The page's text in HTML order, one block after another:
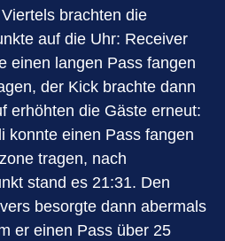
brachten die
auf die Uhr: Receiver
einen langen Pass fangen
der Kick brachte dann
erhöhten die Gäste erneut:
konnte einen Pass fangen
tragen, nach
stand es 21:31. Den
besorgte dann abermals
er einen Pass über 25